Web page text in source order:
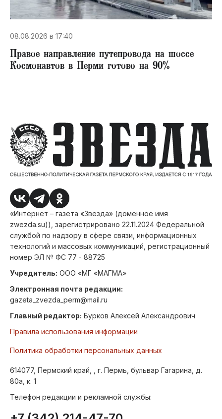
08.08.2026 в 17:40
Правое направление путепровода на шоссе
Космонавтов в Перми готово на 90%
«Интернет – газета «Звезда» (доменное имя
zwezda.su)), зарегистрировано 22.11.2024 Федеральной
службой по надзору в сфере связи, информационных
технологий и массовых коммуникаций, регистрационный
номер ЭЛ № ФС 77 - 88725
Учредитель: ООО «МГ «МАГМА»
Электронная почта редакции:
gazeta_zvezda_perm@mail.ru
Главный редактор: Бурков Алексей Александрович
Правила использования информации
Политика обработки персональных данных
614077, Пермский край, , г. Пермь, бульвар Гагарина, д.
80а, к. 1
Телефон редакции и рекламной службы: